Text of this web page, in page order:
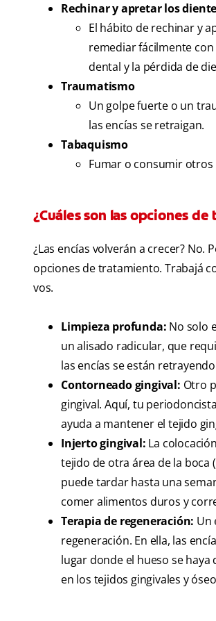
Rechinar y apretar los
El hábito de rechinar y
remediar fácilmente
dental y la pérdida de
Traumatismo
Un golpe fuerte o un
las encías se retraigan.
Tabaquismo
Fumar o consumir
¿Cuáles son las opciones
¿Las encías volverán a crecer?
opciones de tratamiento. Trabajá
vos.
Limpieza profunda: No solo
un alisado radicular, que
las encías se están
Contorneado gingival: Otro
gingival. Aquí, tu
ayuda a mantener el tejido
Injerto gingival: La
tejido de otra área de la boca
puede tardar hasta una
comer alimentos duros y
Terapia de regeneración: Un
regeneración. En ella, las
lugar donde el hueso se
en los tejidos gingivales y